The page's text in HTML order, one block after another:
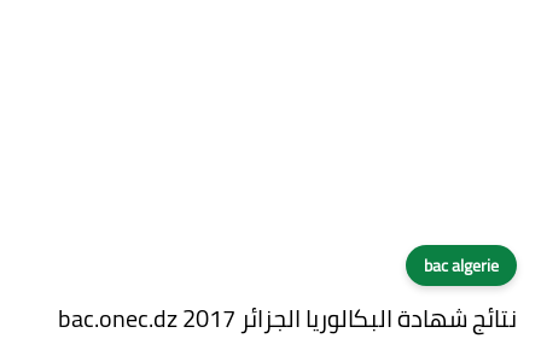
bac algerie
نتائج شهادة البكالوريا الجزائر 2017 bac.onec.dz